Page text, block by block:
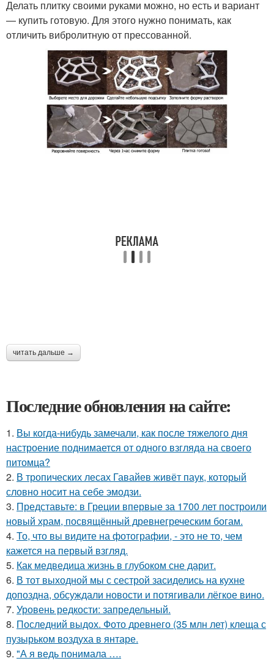
Делать плитку своими руками можно, но есть и вариант
— купить готовую. Для этого нужно понимать, как
отличить вибролитную от прессованной.
читать дальше →
Последние обновления на сайте:
1. Вы когда-нибудь замечали, как после тяжелого дня
настроение поднимается от одного взгляда на своего
питомца?
2. В тропических лесах Гавайев живёт паук, который
словно носит на себе эмодзи.
3. Представьте: в Греции впервые за 1700 лет построили
новый храм, посвящённый древнегреческим богам.
4. То, что вы видите на фотографии, - это не то, чем
кажется на первый взгляд.
5. Как медведица жизнь в глубоком сне дарит.
6. В тот выходной мы с сестрой засиделись на кухне
допоздна, обсуждали новости и потягивали лёгкое вино.
7. Уровень редкости: запредельный.
8. Последний выдох. Фото древнего (35 млн лет) клеща с
пузырьком воздуха в янтаре.
9. "А я ведь понимала ….